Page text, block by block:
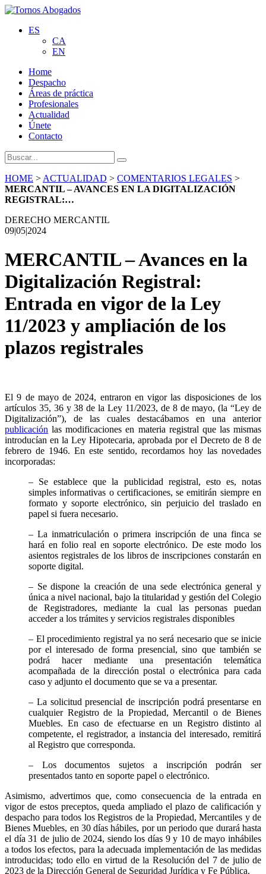
ES
CA
EN
Home
Despacho
Áreas de práctica
Profesionales
Actualidad
Únete
Contacto
HOME > ACTUALIDAD > COMENTARIOS LEGALES >
MERCANTIL – AVANCES EN LA DIGITALIZACIÓN
REGISTRAL:…
DERECHO MERCANTIL
09|05|2024
MERCANTIL – Avances en la
Digitalización Registral:
Entrada en vigor de la Ley
11/2023 y ampliación de los
plazos registrales
El 9 de mayo de 2024, entraron en vigor las disposiciones de los
artículos 35, 36 y 38 de la Ley 11/2023, de 8 de mayo, (la “Ley de
Digitalización”), de las cuales destacábamos en una anterior
publicación las modificaciones en materia registral que las mismas
introducían en la Ley Hipotecaria, aprobada por el Decreto de 8 de
febrero de 1946. En este sentido, recordamos hoy las novedades
incorporadas:
– Se establece que la publicidad registral, esto es, notas
simples informativas o certificaciones, se emitirán siempre en
formato y soporte electrónico, sin perjuicio del traslado en
papel si fuera necesario.
– La inmatriculación o primera inscripción de una finca se
hará en folio real en soporte electrónico. De este modo los
asientos registrales de los libros de inscripciones constarán en
soporte digital.
– Se dispone la creación de una sede electrónica general y
única a nivel nacional, bajo la titularidad y gestión del Colegio
de Registradores, mediante la cual las personas puedan
acceder a los trámites y servicios registrales disponibles
– El procedimiento registral ya no será necesario que se inicie
por el interesado de forma presencial, sino que también se
podrá hacer mediante una presentación telemática
acompañada de la dirección postal o electrónica para cada
caso y adjunto el documento que se va a presentar.
– La solicitud presencial de inscripción podrá presentarse en
cualquier Registro de la Propiedad, Mercantil o de Bienes
Muebles. En caso de efectuarse en un Registro distinto al
competente, el registrador, a instancia del interesado, remitirá
al Registro que corresponda.
– Los documentos sujetos a inscripción podrán ser
presentados tanto en soporte papel o electrónico.
Asimismo, advertimos que, como consecuencia de la entrada en
vigor de estos preceptos, queda ampliado el plazo de calificación y
despacho para todos los Registros de la Propiedad, Mercantiles y de
Bienes Muebles, en 30 días hábiles, por un periodo que durará hasta
el día 31 de julio de 2024, siendo los días 9 y 10 de mayo inhábiles
a todos los efectos, para la adecuada implementación de las medidas
introducidas; todo ello en virtud de la Resolución del 7 de julio de
2023 de la Dirección General de Seguridad Jurídica y Fe Pública.